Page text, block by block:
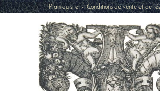
Plan du site-Conditions de vente et de